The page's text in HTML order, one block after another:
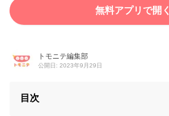
o
無料アプリで開く
トモニテ編集部
公開日: 2023年9月29日
目次